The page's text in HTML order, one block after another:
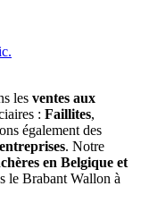
les ventes aux
: Faillites,
également des
. Notre
en Belgique et
le Brabant Wallon à